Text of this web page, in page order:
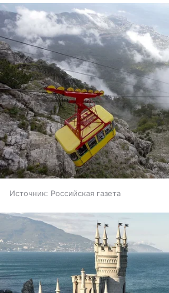
Источник: Российская газета